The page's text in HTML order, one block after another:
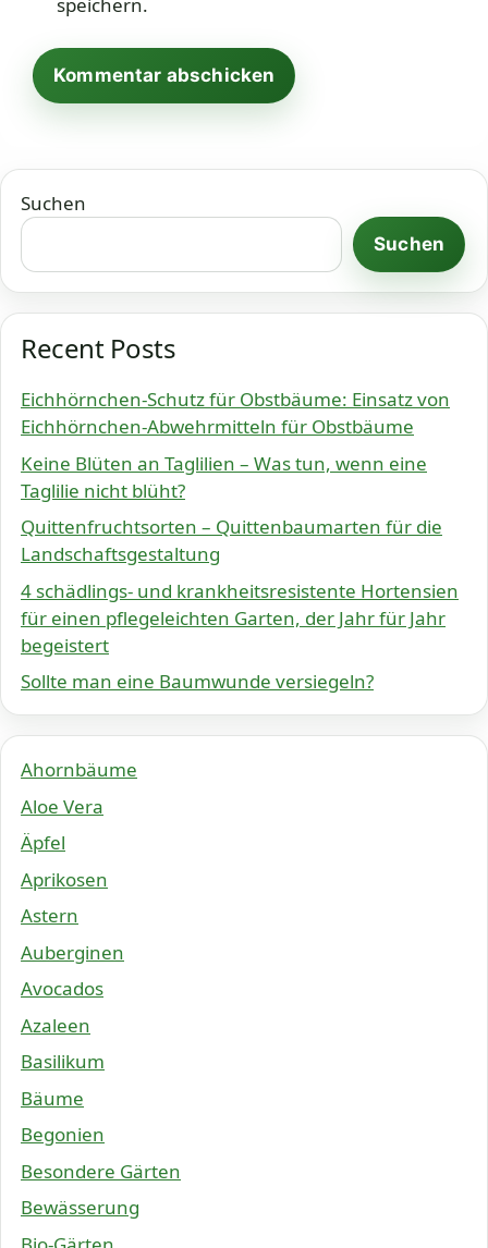
Suchen
Suchen
Recent Posts
Eichhörnchen-Schutz für Obstbäume: Einsatz von
Eichhörnchen-Abwehrmitteln für Obstbäume
Keine Blüten an Taglilien – Was tun, wenn eine
Taglilie nicht blüht?
Quittenfruchtsorten – Quittenbaumarten für die
Landschaftsgestaltung
4 schädlings- und krankheitsresistente Hortensien
für einen pflegeleichten Garten, der Jahr für Jahr
begeistert
Sollte man eine Baumwunde versiegeln?
Ahornbäume
Aloe Vera
Äpfel
Aprikosen
Astern
Auberginen
Avocados
Azaleen
Basilikum
Bäume
Begonien
Besondere Gärten
Bewässerung